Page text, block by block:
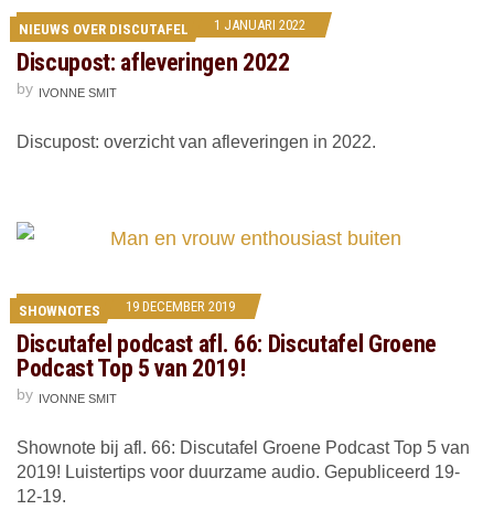
NIEUWS OVER DISCUTAFEL 1 JANUARI 2022
Discupost: afleveringen 2022
by IVONNE SMIT
Discupost: overzicht van afleveringen in 2022.
SHOWNOTES 19 DECEMBER 2019
Discutafel podcast afl. 66: Discutafel Groene
Podcast Top 5 van 2019!
by IVONNE SMIT
Shownote bij afl. 66: Discutafel Groene Podcast Top 5 van
2019! Luistertips voor duurzame audio. Gepubliceerd 19-
12-19.